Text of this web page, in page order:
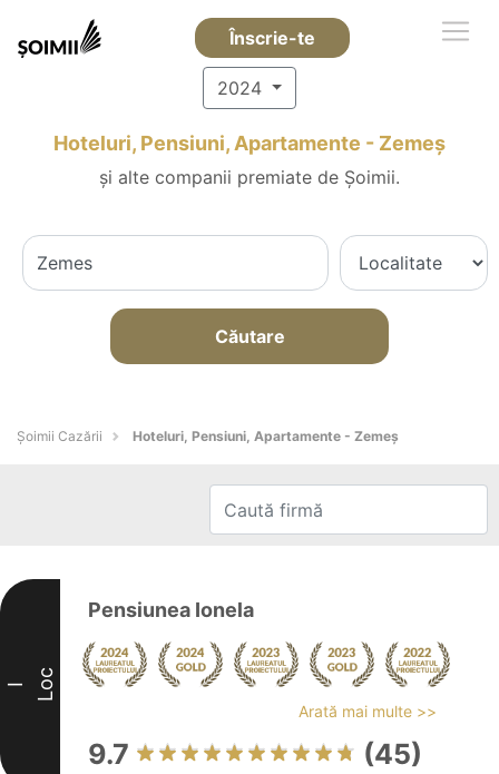
Înscrie-te
2024
Hoteluri, Pensiuni, Apartamente - Zemeş
și alte companii premiate de Șoimii.
Căutare
Șoimii Cazării Hoteluri, Pensiuni, Apartamente - Zemeş
I Loc
Pensiunea Ionela
Arată mai multe >>
9.7 (45)